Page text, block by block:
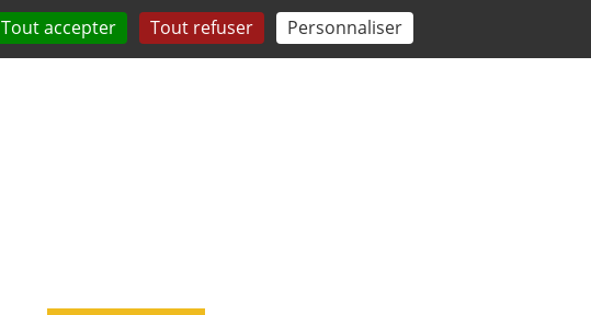
Tout accepter Tout refuser Personnaliser